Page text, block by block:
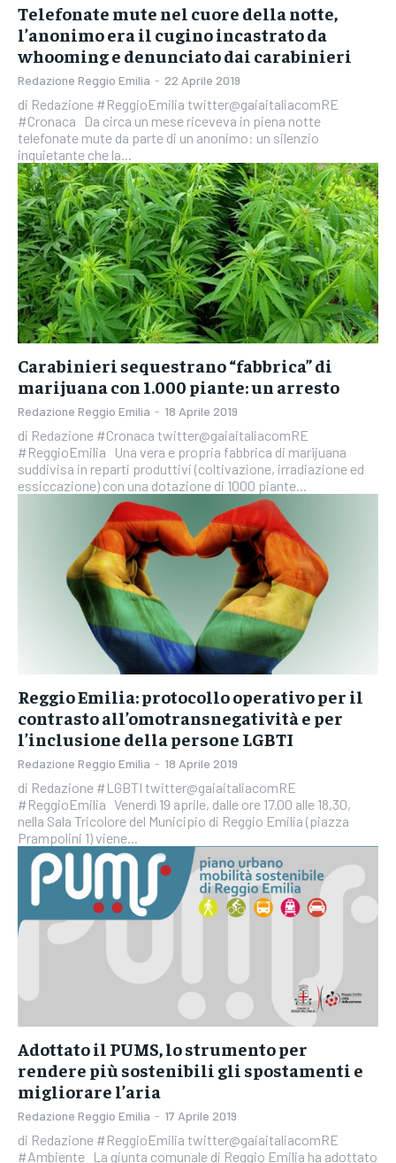
Telefonate mute nel cuore della notte,
l’anonimo era il cugino incastrato da
whooming e denunciato dai carabinieri
Redazione Reggio Emilia - 22 Aprile 2019
di Redazione #ReggioEmilia twitter@gaiaitaliacomRE
#Cronaca Da circa un mese riceveva in piena notte
telefonate mute da parte di un anonimo: un silenzio
inquietante che la...
Carabinieri sequestrano “fabbrica” di
marijuana con 1.000 piante: un arresto
Redazione Reggio Emilia - 18 Aprile 2019
di Redazione #Cronaca twitter@gaiaitaliacomRE
#ReggioEmilia Una vera e propria fabbrica di marijuana
suddivisa in reparti produttivi (coltivazione, irradiazione ed
essiccazione) con una dotazione di 1000 piante...
Reggio Emilia: protocollo operativo per il
contrasto all’omotransnegatività e per
l’inclusione della persone LGBTI
Redazione Reggio Emilia - 18 Aprile 2019
di Redazione #LGBTI twitter@gaiaitaliacomRE
#ReggioEmilia Venerdì 19 aprile, dalle ore 17.00 alle 18,30,
nella Sala Tricolore del Municipio di Reggio Emilia (piazza
Prampolini 1) viene...
Adottato il PUMS, lo strumento per
rendere più sostenibili gli spostamenti e
migliorare l’aria
Redazione Reggio Emilia - 17 Aprile 2019
di Redazione #ReggioEmilia twitter@gaiaitaliacomRE
#Ambiente La giunta comunale di Reggio Emilia ha adottato